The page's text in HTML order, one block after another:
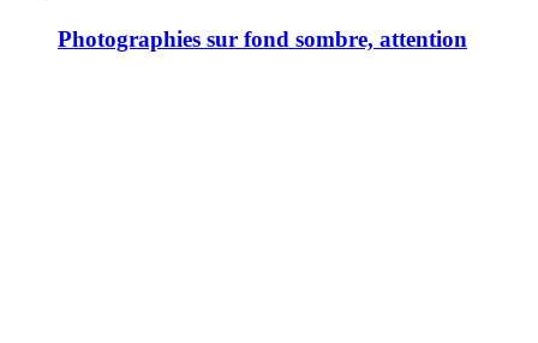
Photographies sur fond sombre, attention